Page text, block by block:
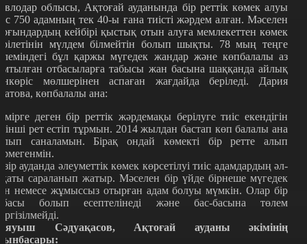
облысы, Ақтоғай ауданында бір реттік көмек алуы
750 адамның тек 40-ы ғана тиісті жәрдем алған. Мәселен
кейбірі қыстық отын алуға мемлекеттен көмек
мүлдем білмейтін болып шықты. 78 мың теңге
бұл қаржы мүгедек жандар және көпбалалы аз
отбасыларға табысы жан басына шаққанда айлық
мөлшерінен аспаған жағдайда беріледі. Дария
көпбалалы ана:
деген бір реттік жәрдемақы берілуге тиіс екендігін
рет естіп тұрмын. 2014 жылдан бастап көп балалы ана
саналамын. Бірақ ондай көмекті бір ретте алып
ауданда әлеуметтік көмек көрсетілуі тиіс адамдардың әл-
сараланып жатыр. Мәселен бір үйде бірнеше мүгедек
немесе жұмыссыз отырған адам болуы мүмкін. Олар бір
болып есептелінеді және бас-басына төлем
Сәдуақасов, Ақтоғай ауданы әкімінің